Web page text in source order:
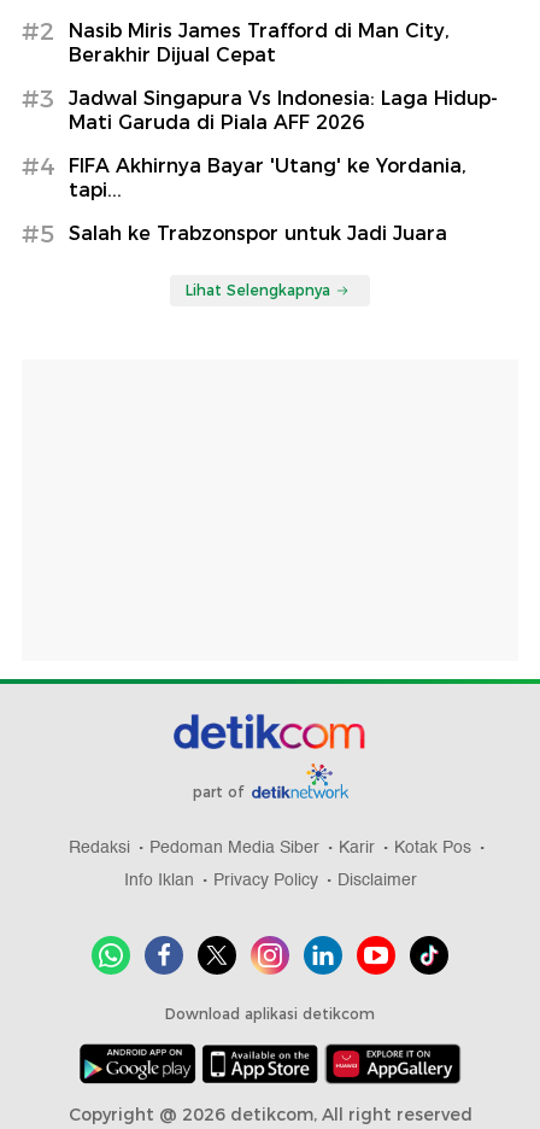
#2
Nasib Miris James Trafford di Man City,
Berakhir Dijual Cepat
#3
Jadwal Singapura Vs Indonesia: Laga Hidup-
Mati Garuda di Piala AFF 2026
#4
FIFA Akhirnya Bayar 'Utang' ke Yordania,
tapi...
#5 Salah ke Trabzonspor untuk Jadi Juara
Lihat Selengkapnya
part of
Redaksi Pedoman Media Siber Karir
Kotak Pos
Info Iklan
Privacy Policy Disclaimer
Download aplikasi detikcom
Copyright @ 2026 detikcom, All right reserved